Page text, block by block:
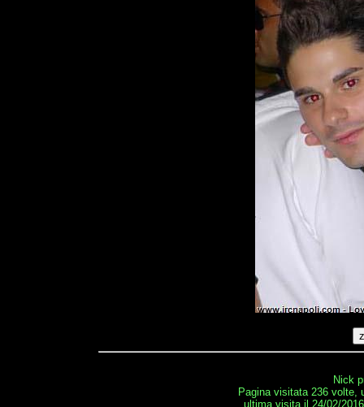
Nick
Pagina visitata 236 volte,
ultima visita il 24/02/